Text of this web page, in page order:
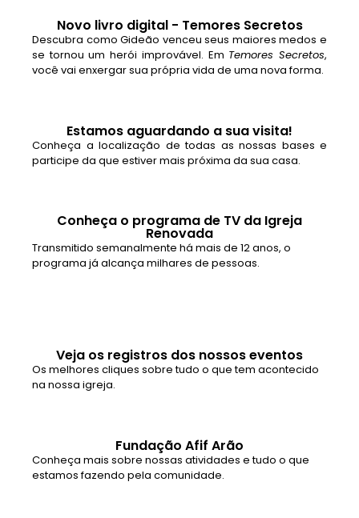
Novo livro digital - Temores Secretos
Descubra como Gideão venceu seus maiores medos e
se tornou um herói improvável. Em Temores Secretos,
você vai enxergar sua própria vida de uma nova forma.
Estamos aguardando a sua visita!
Conheça a localização de todas as nossas bases e
participe da que estiver mais próxima da sua casa.
Conheça o programa de TV da Igreja
Renovada
Transmitido semanalmente há mais de 12 anos, o
programa já alcança milhares de pessoas.
Veja os registros dos nossos eventos
Os melhores cliques sobre tudo o que tem acontecido
na nossa igreja.
Fundação Afif Arão
Conheça mais sobre nossas atividades e tudo o que
estamos fazendo pela comunidade.